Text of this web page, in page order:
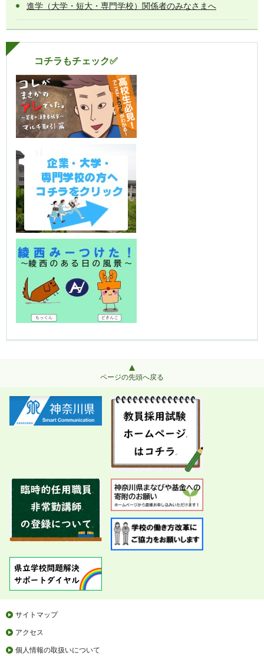
進学（大学・短大・専門学校）関係者のみなさまへ
コチラもチェック✅
ページの先頭へ戻る
サイトマップ
アクセス
個人情報の取扱いについて